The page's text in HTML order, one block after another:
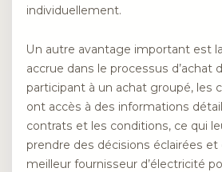
individuellement.
Un autre avantage important est
accrue dans le processus d’achat
participant à un achat groupé, les
ont accès à des informations
contrats et les conditions, ce qui
prendre des décisions éclairées et
meilleur fournisseur d’électricité